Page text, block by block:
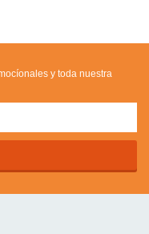
y toda nuestra